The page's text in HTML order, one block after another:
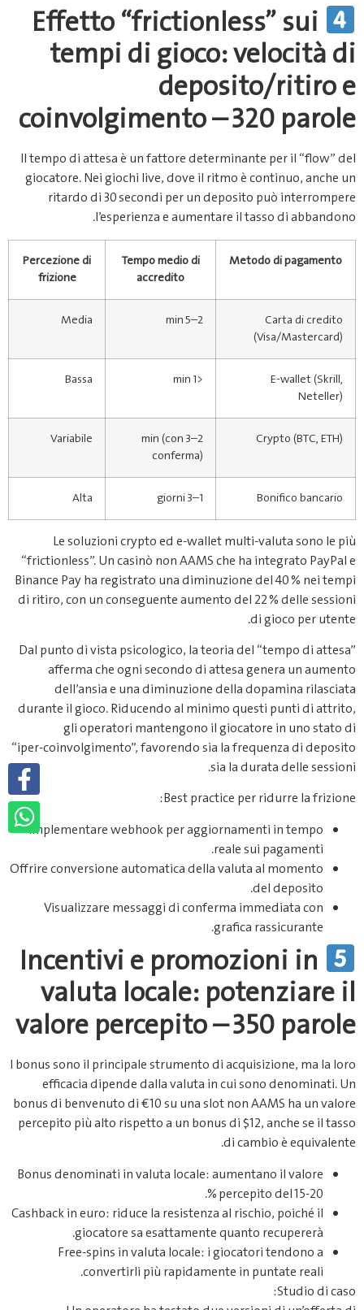
Effetto “frictionless” sui
tempi di gioco: velocità di
deposito/ritiro e
coinvolgimento – 320 parole
Il tempo di attesa è un fattore determinante per il “flow” del
giocatore. Nei giochi live, dove il ritmo è continuo, anche un
ritardo di 30 secondi per un deposito può interrompere
l’esperienza e aumentare il tasso di abbandono.
Metodo di pagamento
Tempo medio di
accredito
Percezione di
frizione
Carta di credito
(Visa/Mastercard)
2–5 min
Media
E‑wallet (Skrill,
Neteller)
<1 min
Bassa
Crypto (BTC, ETH)
2–3 min (con
conferma)
Variabile
Bonifico bancario
1–3 giorni
Alta
Le soluzioni crypto ed e‑wallet multi‑valuta sono le più
“frictionless”. Un casinò non AAMS che ha integrato PayPal e
Binance Pay ha registrato una diminuzione del 40 % nei tempi
di ritiro, con un conseguente aumento del 22 % delle sessioni
di gioco per utente.
Dal punto di vista psicologico, la teoria del “tempo di attesa”
afferma che ogni secondo di attesa genera un aumento
dell’ansia e una diminuzione della dopamina rilasciata
durante il gioco. Riducendo al minimo questi punti di attrito,
gli operatori mantengono il giocatore in uno stato di
“iper‑coinvolgimento”, favorendo sia la frequenza di deposito
sia la durata delle sessioni.
Best practice per ridurre la frizione:
Implementare webhook per aggiornamenti in tempo
reale sui pagamenti.
Offrire conversione automatica della valuta al momento
del deposito.
Visualizzare messaggi di conferma immediata con
grafica rassicurante.
Incentivi e promozioni in
valuta locale: potenziare il
valore percepito – 350 parole
I bonus sono il principale strumento di acquisizione, ma la loro
efficacia dipende dalla valuta in cui sono denominati. Un
bonus di benvenuto di €10 su una slot non AAMS ha un valore
percepito più alto rispetto a un bonus di $12, anche se il tasso
di cambio è equivalente.
Bonus denominati in valuta locale: aumentano il valore
percepito del 15‑20 %.
Cashback in euro: riduce la resistenza al rischio, poiché il
giocatore sa esattamente quanto recupererà.
Free‑spins in valuta locale: i giocatori tendono a
convertirli più rapidamente in puntate reali.
Studio di caso: